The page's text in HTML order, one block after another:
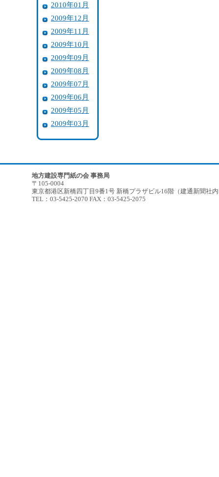
2010年01月
2009年12月
2009年11月
2009年10月
2009年09月
2009年08月
2009年07月
2009年06月
2009年05月
2009年03月
地方建設専門紙の会 事務局
〒105-0004
東京都港区新橋四丁目9番1号 新橋プラザビル16階（建通新聞社
TEL：03-5425-2070 FAX：03-5425-2075